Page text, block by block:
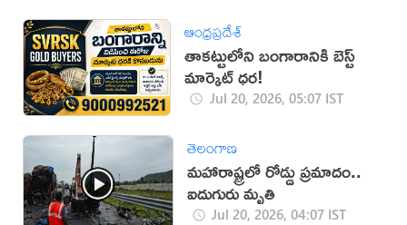
ఆంధ్రప్రదేశ్
తాకట్టులోని బంగారానికి బెస్ట్
మార్కెట్ ధర!
Jul 20, 2026, 05:07 IST
తెలంగాణ
మహారాష్ట్రలో రోడ్డు ప్రమాదం..
ఐదుగురు మృతి
Jul 20, 2026, 04:07 IST